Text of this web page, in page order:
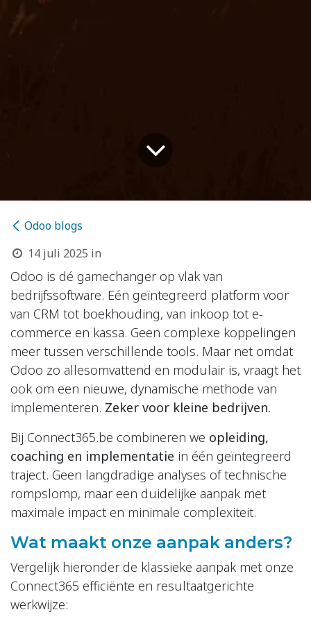
Odoo blogs
14 juli 2025 in
Odoo is dé gamechanger op vlak van
bedrijfssoftware. Eén geïntegreerd platform voor
van CRM tot boekhouding, van inkoop tot e-
commerce en kassa. Geen complexe koppelingen
meer tussen verschillende tools. Maar net omdat
Odoo zo allesomvattend en modulair is, vraagt het
ook om een nieuwe, dynamische methode van
implementeren. Zeker voor kleine bedrijven.
Bij Connect365.be combineren we opleiding,
coaching en implementatie in één geïntegreerd
traject. Geen langdradige analyses of technische
rompslomp, maar een duidelijke aanpak met
maximale impact en minimale complexiteit.
Wat maakt onze aanpak anders?
Vergelijk hieronder de klassieke aanpak met onze
Connect365 efficiënte en resultaatgerichte
werkwijze: